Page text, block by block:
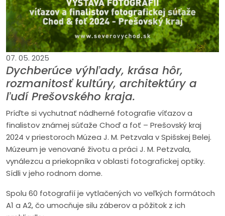
07. 05. 2025
Dychberúce výhľady, krása hôr,
rozmanitosť kultúry, architektúry a
ľudí Prešovského kraja.
Príďte si vychutnať nádherné fotografie víťazov a
finalistov známej súťaže Choď a foť – Prešovský kraj
2024 v priestoroch Múzea J. M. Petzvala v Spišskej Belej.
Múzeum je venované životu a práci J. M. Petzvala,
vynálezcu a priekopníka v oblasti fotografickej optiky.
Sídli v jeho rodnom dome.
Spolu 60 fotografií je vytlačených vo veľkých formátoch
A1 a A2, čo umocňuje silu záberov a pôžitok z ich